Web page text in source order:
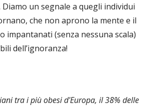
un segnale a quegli individui
che non aprono la mente e il
impantanati (senza nessuna scala)
dell’ignoranza!
tra i più obesi d'Europa, il 38% delle